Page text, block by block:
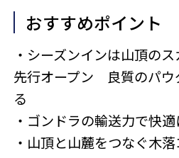
おすすめポイント
・シーズンインは山頂の
先行オープン 良質のパウ
る
・ゴンドラの輸送力で快
・山頂と山麓をつなぐ木